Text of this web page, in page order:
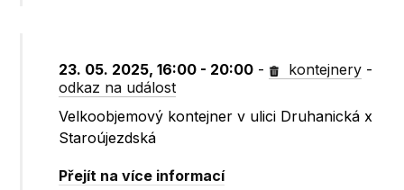
23. 05. 2025, 16:00 - 20:00 - kontejnery -
odkaz na událost
Velkoobjemový kontejner v ulici Druhanická x
Staroújezdská
Přejít na více informací